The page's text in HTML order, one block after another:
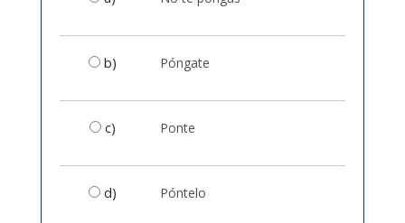
b) Póngate
c) Ponte
d) Póntelo